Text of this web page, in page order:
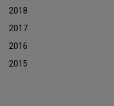
2018
2017
2016
2015